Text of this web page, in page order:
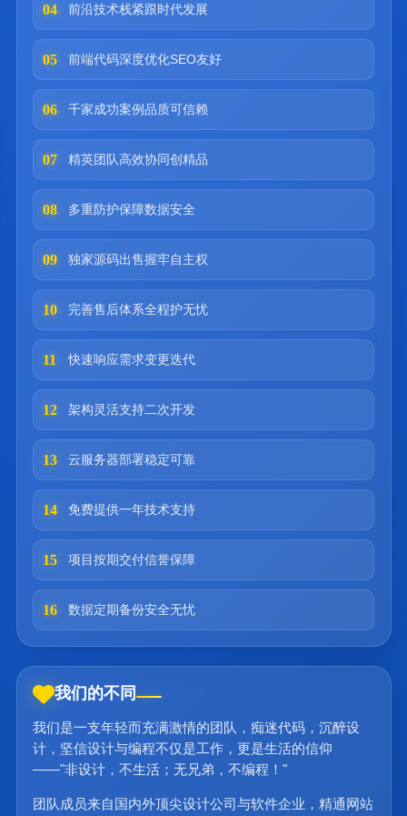
04 前沿技术栈紧跟时代发展
05 前端代码深度优化SEO友好
06 千家成功案例品质可信赖
07 精英团队高效协同创精品
08 多重防护保障数据安全
09 独家源码出售握牢自主权
10 完善售后体系全程护无忧
11 快速响应需求变更迭代
12 架构灵活支持二次开发
13 云服务器部署稳定可靠
14 免费提供一年技术支持
15 项目按期交付信誉保障
16 数据定期备份安全无忧
我们的不同
我们是一支年轻而充满激情的团队，痴迷代码，沉醉设
计，坚信设计与编程不仅是工作，更是生活的信仰
——"非设计，不生活；无兄弟，不编程！"
团队成员来自国内外顶尖设计公司与软件企业，精通网站